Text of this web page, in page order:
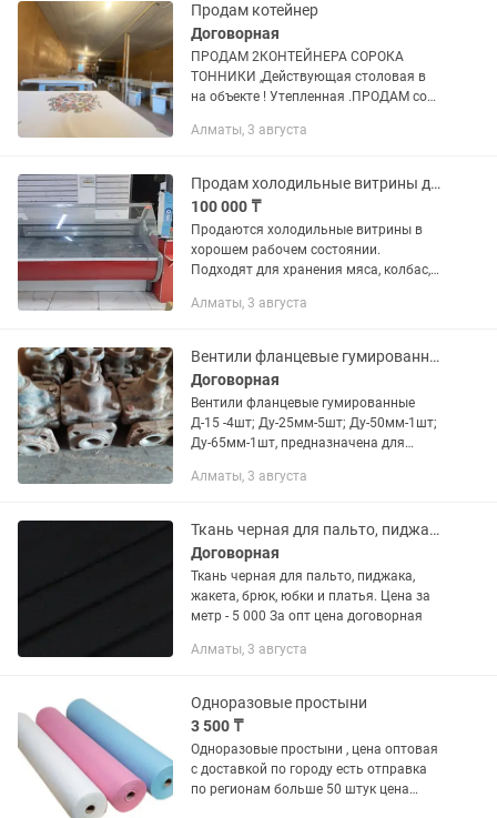
Продам котейнер
Договорная
ПРОДАМ 2КОНТЕЙНЕРА СОРОКА
ТОННИКИ ,Действующая столовая в
на объекте ! Утепленная .ПРОДАМ со
1.5 млн. тг.
Алматы, 3 августа
Продам холодильные витрины для магазина
100 000 ₸
Продаются холодильные витрины в
хорошем рабочем состоянии.
Подходят для хранения мяса, колбас,
напитков и других охлажденных
Алматы, 3 августа
Вентили фланцевые гумированные
Договорная
Вентили фланцевые гумированные
Д-15 -4шт; Ду-25мм-5шт; Ду-50мм-1шт;
Ду-65мм-1шт, предназначена для
Производства Россия ( с консервации)
Алматы, 3 августа
Ткань черная для пальто, пиджака, жакета, брюк, юбки и платья
Договорная
Ткань черная для пальто, пиджака,
жакета, брюк, юбки и платья. Цена за
метр - 5 000 За опт цена договорная
Алматы, 3 августа
Одноразовые простыни
3 500 ₸
Одноразовые простыни , цена оптовая
с доставкой по городу есть отправка
по регионам больше 50 штук цена